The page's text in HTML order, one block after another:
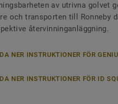
av utrivna golvet
och transporten till Ronneby
återvinninganläggning.
NER INSTRUKTIONER FÖR
NER INSTRUKTIONER FÖR ID